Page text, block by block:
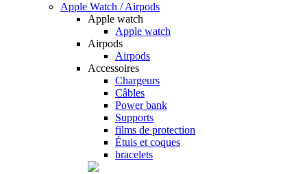
Apple Watch / Airpods
Apple watch
Apple watch
Airpods
Airpods
Accessoires
Chargeurs
Câbles
Power bank
Supports
films de protection
Étuis et coques
bracelets